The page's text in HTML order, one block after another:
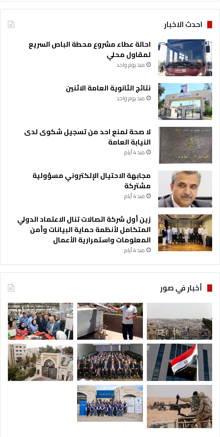
احدث الاخبار
احالة عطاء مشروع محطة الباص السريع
لمقاول محلي
منذ يوم واحد
نتائج الثانوية العامة الاثنين
منذ يوم واحد
لا صحة لمنع احد من تسجيل شكوى لدى
النيابة العامة
منذ 4 أيام
مجابهة الاحتيال الإلكتروني مسؤولية
مشتركة
منذ 4 أيام
زين أول شركة اتصالات تنال الاعتماد الدولي
المتكامل لأنظمة حماية البيانات وأمن
المعلومات واستمرارية الأعمال
منذ 4 أيام
أخبار في صور